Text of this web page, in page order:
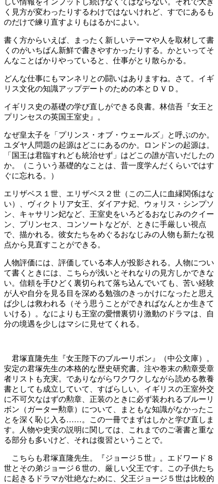
しい情報をインプットし続けなくてはならない。それで大き
く見方が変わったりするわけではないけれど、すでにあるも
のだけで練り直すよりもはるかによい。
書く方からいえば、まったく新しいテーマや人を取材して書
くのがいちばん新鮮で書きやすかったりする。かといってそ
んなことばかりやっていると、仕事がとり散らかる。
どんな仕事にもマンネリとの闘いはありますね。さて。イギ
リス文化の知識アップデートのための本とＤＶＤ。
イギリス史の基礎の学び直しができる良書。林信吾『女王と
プリンセスの英国王室史』。
なぜ皇太子を「プリンス・オブ・ウェールズ」と呼ぶのか。
ユダヤ人問題の起源はどこにあるのか。ロンドンの起源は。
「国王は君臨すれども統治せず」はどこの誰が言いだしたの
か。（こういう基礎的なことは、昔一度学んだくらいではす
ぐに忘れる。）
エリザベス１世、エリザベス２世（この二人に血縁関係はな
い）、ヴィクトリア女王、ダイアナ妃、ウォリス・シンプソ
ン、キャサリン妃など、王室史をいろどるおなじみのクイー
ン、プリンセス、コンソートなどが、ときに手厳しい視点
で、描かれる。彼女たちをめぐるおなじみの人物も新たな視
点から見直すことができる。
人物評価には、評価している本人が投影される。人物につい
て書くときには、こちらが浅いとそれなりの見方しかできな
い。信頼を手ひどく裏切られて落ち込んでいても、苦い経験
が人や自分を見る目を深める勉強のきっかけになったと思え
ば少しは救われる（そう思うことができればなんとか生きて
いける）。なによりも王室の愛憎裏切り激動のドラマは、自
分の境遇を少しはマシに見せてくれる。
君塚直隆先生『女王陛下のブルーリボン』（中公文庫）。
安定の君塚先生の本格的な歴史研究書。注や巻末の勲章受章
者リストも充実。でありながらワクワクしながら読める教養
書としても成立していて、すばらしい。イギリスの王室外交
に不可欠なはずの勲章、正装のときに必ず装われるブルーリ
ボン（ガーター勲章）について、まともな知識がなかったこ
とを深く恥じ入る……。この一冊でまずはしかと学び直しま
す。人物や史実の説明に関しては、これまでのご著書と重な
る部分も多いけど、それは復習ということで。
こちらも君塚直隆先生。『ジョージ５世』。エドワード８
世とその弟ジョージ６世の、厳しい父王です。この子供たち
に起きるドラマが壮絶なために、父王ジョージ５世は比較的